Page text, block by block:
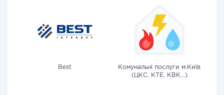
Best
Комунальні послуги м.Київ
(ЦКС, КТЕ, КВК...)